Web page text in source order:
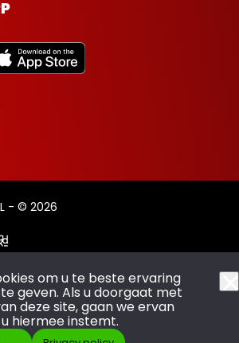
- © 2026
om u te beste ervaring
geven. Als u doorgaat met
deze site, gaan we ervan
hiermee instemt.